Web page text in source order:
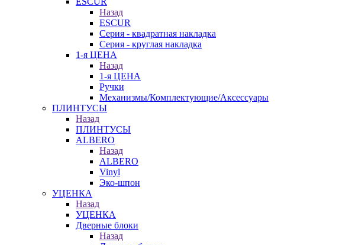
Назад
ESCUR
Серия - квадратная накладка
Серия - круглая накладка
1-я ЦЕНА
Назад
1-я ЦЕНА
Ручки
Механизмы/Комплектующие/Аксессуары
ПЛИНТУСЫ
Назад
ПЛИНТУСЫ
ALBERO
Назад
ALBERO
Vinyl
Эко-шпон
УЦЕНКА
Назад
УЦЕНКА
Дверные блоки
Назад